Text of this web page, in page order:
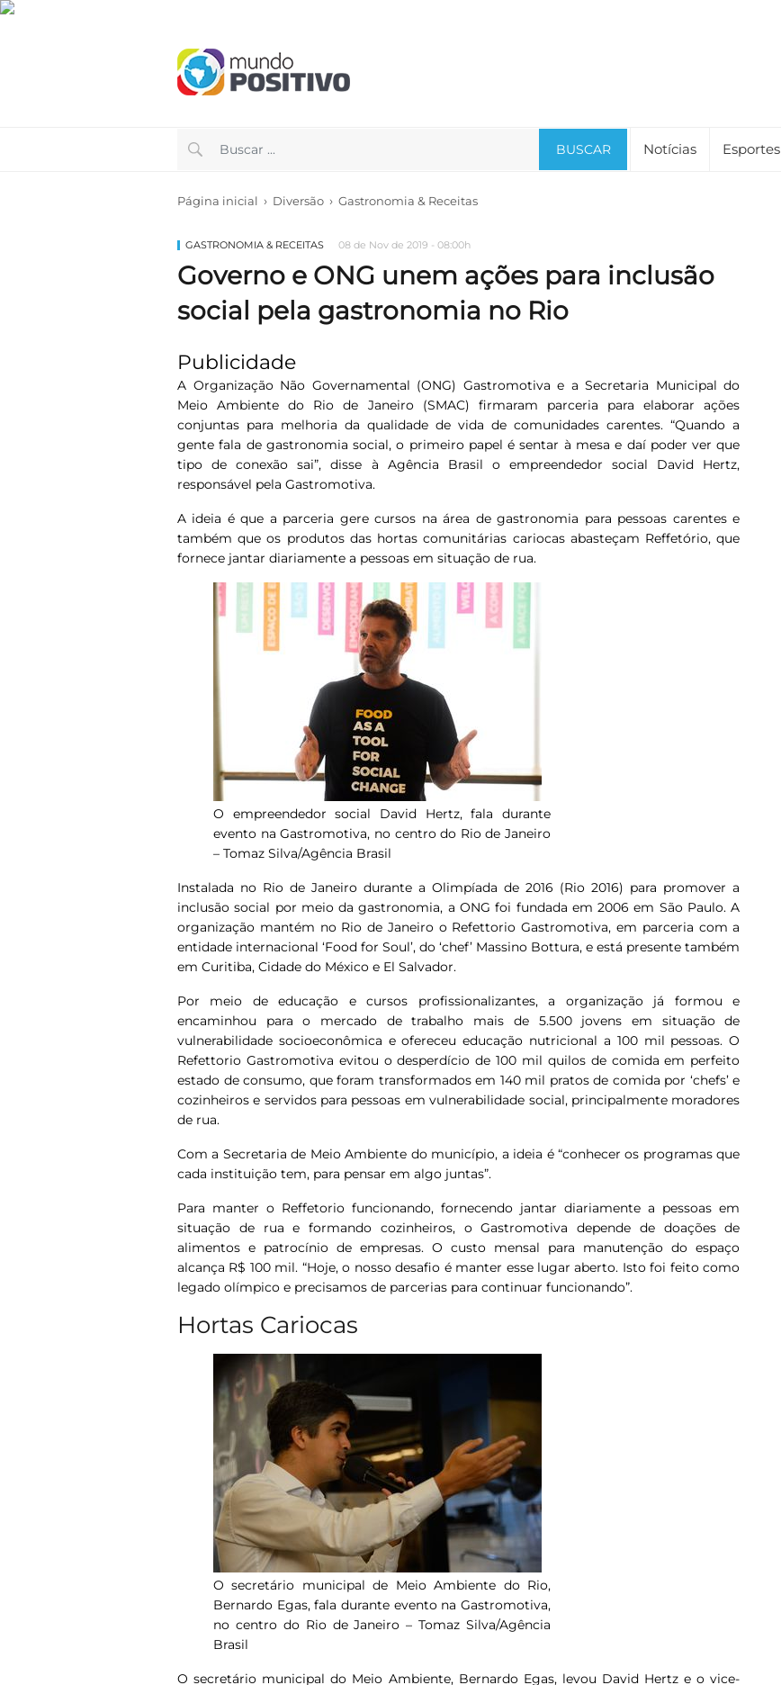
BUSCAR Notícias Esportes
Página inicial › Diversão › Gastronomia & Receitas
GASTRONOMIA & RECEITAS 08 de Nov de 2019 - 08:00h
Governo e ONG unem ações para inclusão
social pela gastronomia no Rio
Publicidade
A Organização Não Governamental (ONG) Gastromotiva e a Secretaria Municipal do
Meio Ambiente do Rio de Janeiro (SMAC) firmaram parceria para elaborar ações
conjuntas para melhoria da qualidade de vida de comunidades carentes. “Quando a
gente fala de gastronomia social, o primeiro papel é sentar à mesa e daí poder ver que
tipo de conexão sai”, disse à Agência Brasil o empreendedor social David Hertz,
responsável pela Gastromotiva.
A ideia é que a parceria gere cursos na área de gastronomia para pessoas carentes e
também que os produtos das hortas comunitárias cariocas abasteçam Reffetório, que
fornece jantar diariamente a pessoas em situação de rua.
O empreendedor social David Hertz, fala durante
evento na Gastromotiva, no centro do Rio de Janeiro
– Tomaz Silva/Agência Brasil
Instalada no Rio de Janeiro durante a Olimpíada de 2016 (Rio 2016) para promover a
inclusão social por meio da gastronomia, a ONG foi fundada em 2006 em São Paulo. A
organização mantém no Rio de Janeiro o Refettorio Gastromotiva, em parceria com a
entidade internacional ‘Food for Soul’, do ‘chef’ Massino Bottura, e está presente também
em Curitiba, Cidade do México e El Salvador.
Por meio de educação e cursos profissionalizantes, a organização já formou e
encaminhou para o mercado de trabalho mais de 5.500 jovens em situação de
vulnerabilidade socioeconômica e ofereceu educação nutricional a 100 mil pessoas. O
Refettorio Gastromotiva evitou o desperdício de 100 mil quilos de comida em perfeito
estado de consumo, que foram transformados em 140 mil pratos de comida por ‘chefs’ e
cozinheiros e servidos para pessoas em vulnerabilidade social, principalmente moradores
de rua.
Com a Secretaria de Meio Ambiente do município, a ideia é “conhecer os programas que
cada instituição tem, para pensar em algo juntas”.
Para manter o Reffetorio funcionando, fornecendo jantar diariamente a pessoas em
situação de rua e formando cozinheiros, o Gastromotiva depende de doações de
alimentos e patrocínio de empresas. O custo mensal para manutenção do espaço
alcança R$ 100 mil. “Hoje, o nosso desafio é manter esse lugar aberto. Isto foi feito como
legado olímpico e precisamos de parcerias para continuar funcionando”.
Hortas Cariocas
O secretário municipal de Meio Ambiente do Rio,
Bernardo Egas, fala durante evento na Gastromotiva,
no centro do Rio de Janeiro – Tomaz Silva/Agência
Brasil
O secretário municipal do Meio Ambiente, Bernardo Egas, levou David Hertz e o vice-